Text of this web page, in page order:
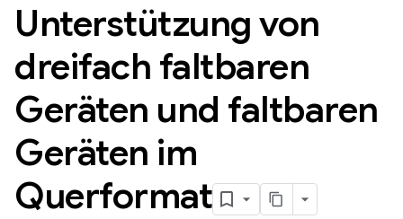
Unterstützung von
dreifach faltbaren
Geräten und faltbaren
Geräten im
Querformat